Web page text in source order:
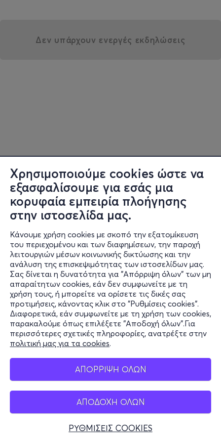
Χρησιμοποιούμε cookies ώστε να
εξασφαλίσουμε για εσάς μια
κορυφαία εμπειρία πλοήγησης
στην ιστοσελίδα μας.
Κάνουμε χρήση cookies με σκοπό την εξατομίκευση
του περιεχομένου και των διαφημίσεων, την παροχή
λειτουργιών μέσων κοινωνικής δικτύωσης και την
ανάλυση της επισκεψιμότητας των ιστοσελίδων μας.
Σας δίνεται η δυνατότητα για "Απόρριψη όλων" των μη
απαραίτητων cookies, εάν δεν συμφωνείτε με τη
χρήση τους, ή μπορείτε να ορίσετε τις δικές σας
προτιμήσεις, κάνοντας κλικ στο "Ρυθμίσεις cookies".
Διαφορετικά, εάν συμφωνείτε με τη χρήση των cookies,
παρακαλούμε όπως επιλέξετε "Αποδοχή όλων".Για
περισσότερες σχετικές πληροφορίες, ανατρέξτε στην
πολιτική μας για τα cookies.
ΑΠΟΡΡΙΨΗ ΟΛΩΝ
ΑΠΟΔΟΧΗ ΟΛΩΝ
ΡΥΘΜΙΣΕΙΣ COOKIES
Δεν υπάρχουν ενεργές εκδηλώσεις